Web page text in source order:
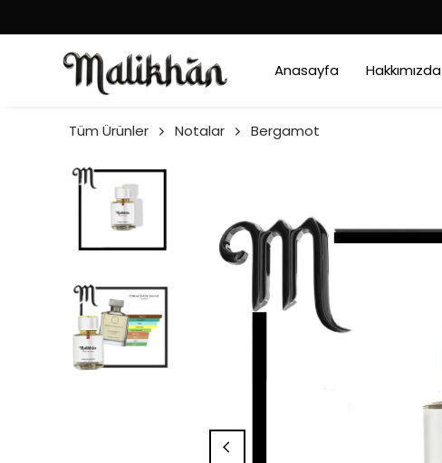
Anasayfa Hakkımızda
Tüm Ürünler Notalar Bergamot